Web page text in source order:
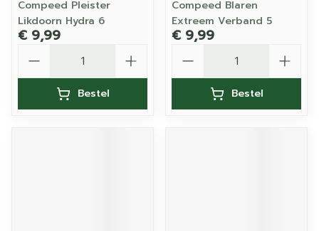
Compeed Pleister
Likdoorn Hydra 6
€ 9,99
Bestel
Compeed Blaren
Extreem Verband 5
€ 9,99
Bestel